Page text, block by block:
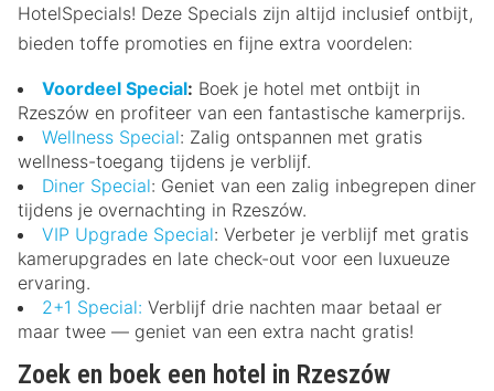
HotelSpecials! Deze Specials zijn altijd inclusief ontbijt,
bieden toffe promoties en fijne extra voordelen:
Voordeel Special: Boek je hotel met ontbijt in
Rzeszów en profiteer van een fantastische kamerprijs.
Wellness Special: Zalig ontspannen met gratis
wellness-toegang tijdens je verblijf.
Diner Special: Geniet van een zalig inbegrepen diner
tijdens je overnachting in Rzeszów.
VIP Upgrade Special: Verbeter je verblijf met gratis
kamerupgrades en late check-out voor een luxueuze
ervaring.
2+1 Special: Verblijf drie nachten maar betaal er
maar twee — geniet van een extra nacht gratis!
Zoek en boek een hotel in Rzeszów